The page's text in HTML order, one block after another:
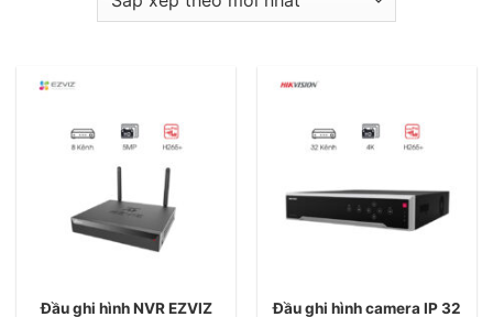
Đầu ghi hình NVR EZVIZ
Đầu ghi hình camera IP 32